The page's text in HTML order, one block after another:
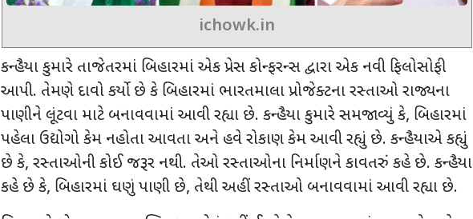
ichowk.in
કન્હૈયા કુમારે તાજેતરમાં બિહારમાં એક પ્રેસ કોન્ફરન્સ દ્વારા એક નવી ફિલોસોફી
આપી. તેમણે દાવો કર્યો છે કે બિહારમાં ભારતમાલા પ્રોજેક્ટના રસ્તાઓ રાજ્યના
પાણીને લૂંટવા માટે બનાવવામાં આવી રહ્યા છે. કન્હૈયા કુમારે સમજાવ્યું કે, બિહારમાં
પહેલા ઉદ્યોગો કેમ નહોતા આવતા અને હવે રોકાણ કેમ આવી રહ્યું છે. કન્હૈયાએ કહ્યું
છે કે, રસ્તાઓની કોઈ જરૂર નથી. તેઓ રસ્તાઓના નિર્માણને કાવતરું કહે છે. કન્હૈયા
કહે છે કે, બિહારમાં ઘણું પાણી છે, તેથી અહીં રસ્તાઓ બનાવવામાં આવી રહ્યા છે.